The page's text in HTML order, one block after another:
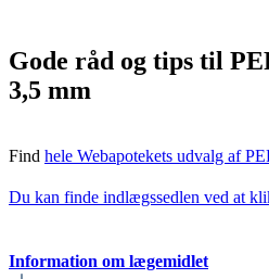
Gode råd og tips til
3,5 mm
Find hele Webapotekets udvalg af
Du kan finde indlægssedlen ved at
Information om lægemidlet